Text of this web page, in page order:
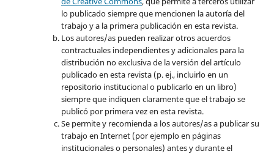
lo publicado siempre que mencionen la autoría del
trabajo y a la primera publicación en esta revista.
Los autores/as pueden realizar otros acuerdos
contractuales independientes y adicionales para la
distribución no exclusiva de la versión del artículo
publicado en esta revista (p. ej., incluirlo en un
repositorio institucional o publicarlo en un libro)
siempre que indiquen claramente que el trabajo se
publicó por primera vez en esta revista.
Se permite y recomienda a los autores/as a publicar su
trabajo en Internet (por ejemplo en páginas
institucionales o personales) antes y durante el